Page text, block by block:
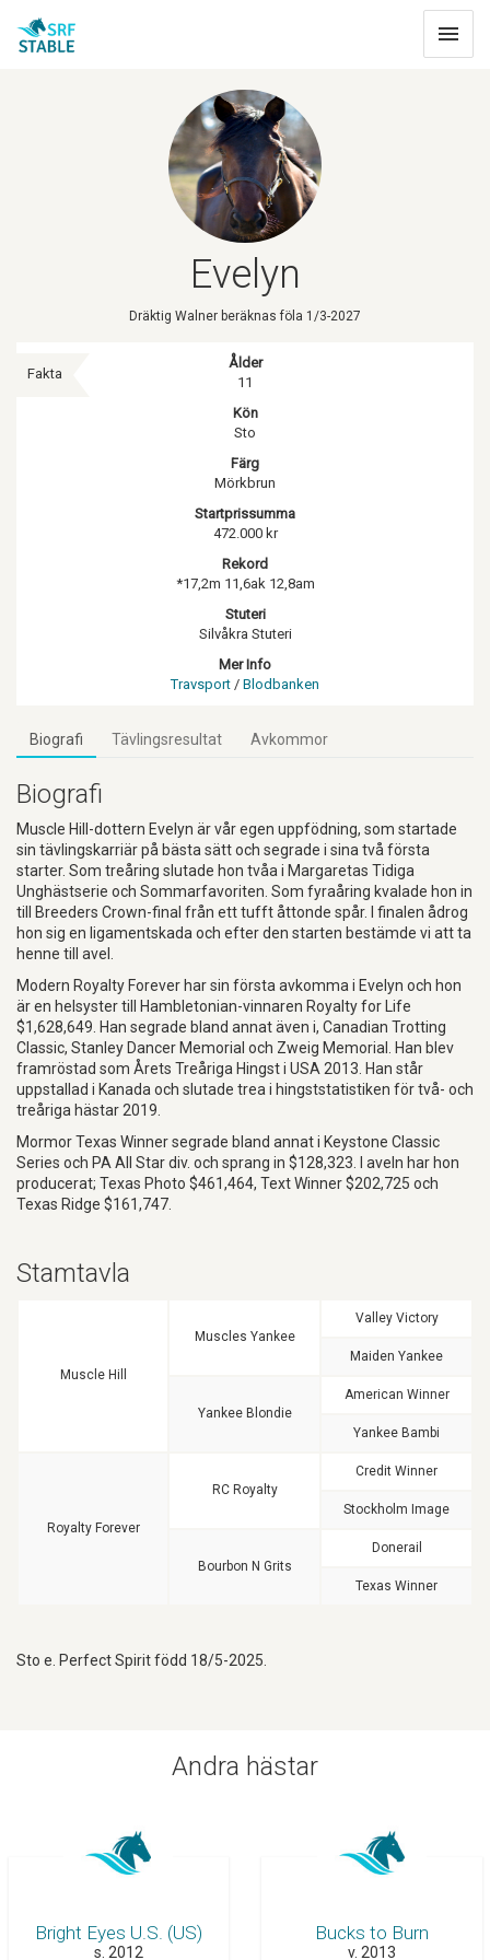
Toggle
Evelyn
Dräktig Walner beräknas föla 1/3-2027
Fakta
Ålder
11
Kön
Sto
Färg
Mörkbrun
Startprissumma
472.000 kr
Rekord
*17,2m 11,6ak 12,8am
Stuteri
Silvåkra Stuteri
Mer Info
Travsport / Blodbanken
Biografi Tävlingsresultat Avkommor
Biografi
Muscle Hill-dottern Evelyn är vår egen uppfödning, som startade
sin tävlingskarriär på bästa sätt och segrade i sina två första
starter. Som treåring slutade hon tvåa i Margaretas Tidiga
Unghästserie och Sommarfavoriten. Som fyraåring kvalade hon in
till Breeders Crown-final från ett tufft åttonde spår. I finalen ådrog
hon sig en ligamentskada och efter den starten bestämde vi att ta
henne till avel.
Modern Royalty Forever har sin första avkomma i Evelyn och hon
är en helsyster till Hambletonian-vinnaren Royalty for Life
$1,628,649. Han segrade bland annat även i, Canadian Trotting
Classic, Stanley Dancer Memorial och Zweig Memorial. Han blev
framröstad som Årets Treåriga Hingst i USA 2013. Han står
uppstallad i Kanada och slutade trea i hingststatistiken för två- och
treåriga hästar 2019.
Mormor Texas Winner segrade bland annat i Keystone Classic
Series och PA All Star div. och sprang in $128,323. I aveln har hon
producerat; Texas Photo $461,464, Text Winner $202,725 och
Texas Ridge $161,747.
Stamtavla
Muscle Hill
Muscles Yankee
Valley Victory
Maiden Yankee
Yankee Blondie
American Winner
Yankee Bambi
Royalty Forever
RC Royalty
Credit Winner
Stockholm Image
Bourbon N Grits
Donerail
Texas Winner
Sto e. Perfect Spirit född 18/5-2025.
Andra hästar
Bright Eyes U.S. (US)
s. 2012
Bucks to Burn
v. 2013